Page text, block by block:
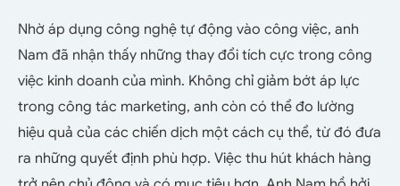
Nhờ áp dụng công nghệ tự động vào công việc, anh
Nam đã nhận thấy những thay đổi tích cực trong công
việc kinh doanh của mình. Không chỉ giảm bớt áp lực
trong công tác marketing, anh còn có thể đo lường
hiệu quả của các chiến dịch một cách cụ thể, từ đó đưa
ra những quyết định phù hợp. Việc thu hút khách hàng